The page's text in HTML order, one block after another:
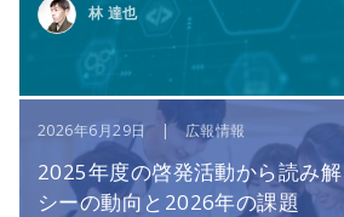
林 達也
2026年6月29日 | 広報情報
2025年度の啓発活動から読み
シーの動向と2026年の課題